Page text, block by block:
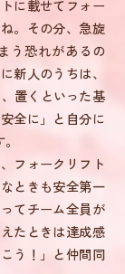
に載せてフォー
。その分、急旋
う恐れがあるの
新人のうちは、
置くといった基
全に」と自分に
フォークリフト
ときも安全第一
てチーム全員が
たときは達成感
う！」と仲間同